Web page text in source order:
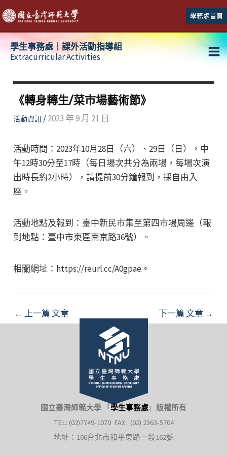
跳
至
主
學務處首頁
學生事務處┆課外活動指導組
Extracurricular Activities
《轉身轉生/菜市場藝術節》
活動資訊/2023 年 9 月 21 日
活動時間：2023年10月28日（六）、29日（日），中
午12時30分至17時（每日場次共分為兩場，每場次演
出時長約2小時），請提前30分鐘報到，採自由入
座。
活動地點及報到：臺中新民市集至第四市場周邊（報
到地點：臺中市東區南京路36號）。
相關網址：https://reurl.cc/A0gpae。
Post
navigation
← 上一篇 文章 下一篇 文章 →
國立臺灣師範大學 「 學生事務處 」 版權所有
TEL: (02)7749-1070 FAX : (02) 2363-5704
地址：106台北市和平東路一段162號